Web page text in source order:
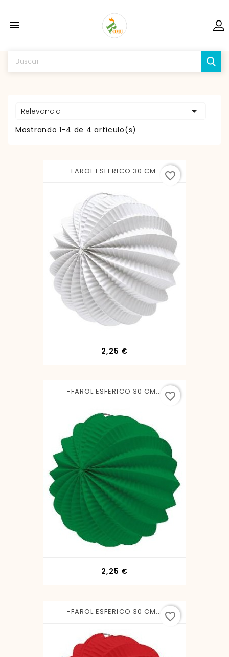

Relevancia 
Mostrando 1-4 de 4 artículo(s)
-FAROL ESFERICO 30 CM...
2,25 €Precio
favorite_border
-FAROL ESFERICO 30 CM...
2,25 €Precio
favorite_border
-FAROL ESFERICO 30 CM... favorite_border